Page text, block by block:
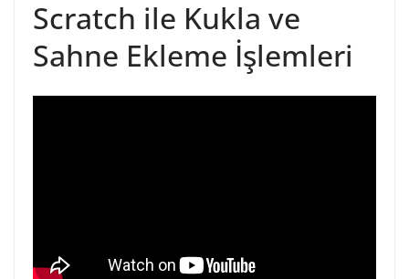
Scratch ile Kukla ve
Sahne Ekleme İşlemleri